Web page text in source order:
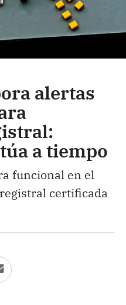
alertas
a tiempo
funcional en el
certificada